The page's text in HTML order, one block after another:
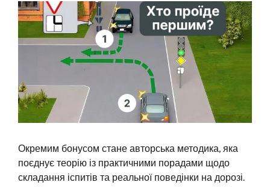
Окремим бонусом стане авторська методика, яка
поєднує теорію із практичними порадами щодо
складання іспитів та реальної поведінки на дорозі.